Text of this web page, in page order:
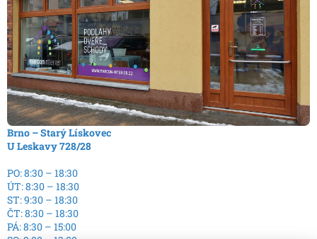
Brno – Starý Lískovec
U Leskavy 728/28
PO: 8:30 – 18:30
ÚT: 8:30 – 18:30
ST: 9:30 – 18:30
ČT: 8:30 – 18:30
PÁ: 8:30 – 15:00